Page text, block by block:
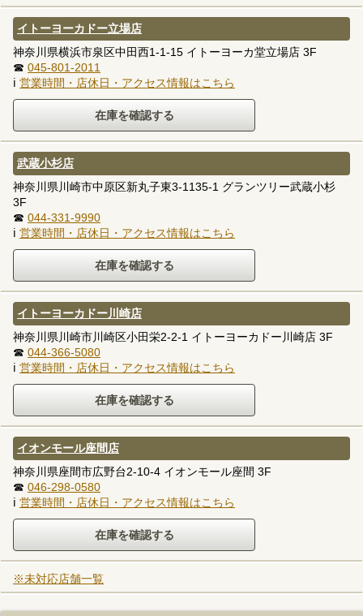
イトーヨーカドー立場店
神奈川県横浜市泉区中田西1-1-15 イトーヨーカ堂立場店 3F
☎ 045-801-2011
ℹ 営業時間・店休日・アクセス情報はこちら
武蔵小杉店
神奈川県川崎市中原区新丸子東3-1135-1 グランツリー武蔵小杉
3F
☎ 044-331-9990
ℹ 営業時間・店休日・アクセス情報はこちら
イトーヨーカドー川崎店
神奈川県川崎市川崎区小田栄2-2-1 イトーヨーカドー川崎店 3F
☎ 044-366-5080
ℹ 営業時間・店休日・アクセス情報はこちら
イオンモール座間店
神奈川県座間市広野台2-10-4 イオンモール座間 3F
☎ 046-298-0580
ℹ 営業時間・店休日・アクセス情報はこちら
※未対応店舗一覧